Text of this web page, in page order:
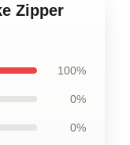
Zipper
100%
0%
0%